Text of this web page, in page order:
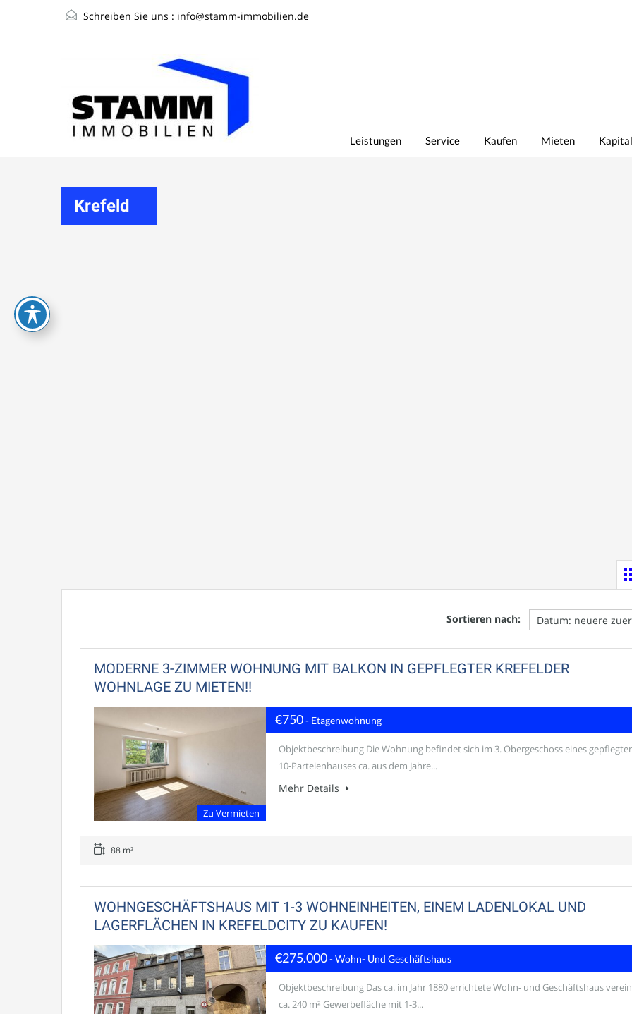
Schreiben Sie uns : info@stamm-immobilien.de
Leistungen Service Kaufen Mieten
Krefeld
Sortieren nach:
MODERNE 3-ZIMMER WOHNUNG MIT BALKON IN GEPFLEGTER KREFELDER
WOHNLAGE ZU MIETEN!!
Zu Vermieten
€750- Etagenwohnung
Objektbeschreibung Die Wohnung befindet sich im 3. Obergeschoss eines
10-Parteienhauses ca. aus dem Jahre...
Mehr Details
88 m²
WOHNGESCHÄFTSHAUS MIT 1-3 WOHNEINHEITEN, EINEM LADENLOKAL UND
LAGERFLÄCHEN IN KREFELDCITY ZU KAUFEN!
€275.000- Wohn- Und Geschäftshaus
Objektbeschreibung Das ca. im Jahr 1880 errichtete Wohn- und Geschäftshaus
ca. 240 m² Gewerbefläche mit 1-3...